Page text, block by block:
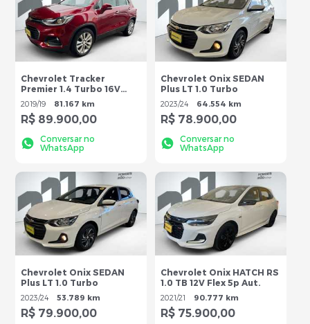
Chevrolet Tracker
Premier 1.4 Turbo 16V
Flex Aut
2019/19 81.167 km
R$ 89.900,00
Conversar no
WhatsApp
Chevrolet Onix SEDAN
Plus LT 1.0 Turbo
2023/24 64.554 km
R$ 78.900,00
Conversar no
WhatsApp
Chevrolet Onix SEDAN
Plus LT 1.0 Turbo
2023/24 53.789 km
R$ 79.900,00
Chevrolet Onix HATCH RS
1.0 TB 12V Flex 5p Aut.
2021/21 90.777 km
R$ 75.900,00